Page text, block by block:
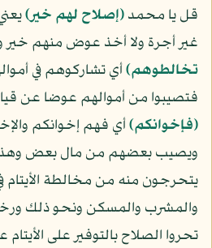
قل يا محمد﴿إصلاح لهم خير﴾
غير أجرة ولا أخذ عوض منهم خير
تخالطوهم﴾أي تشاركوهم في
فتصيبوا من أموالهم عوضا عن
﴿فإخوانكم﴾أي فهم إخوانكم
ويصيب بعضهم من مال بعض وهذا
يتحرجون منه من مخالطة الأيتام
والمشرب والمسكن ونحو ذلك
تحروا الصلاح بالتوفير على